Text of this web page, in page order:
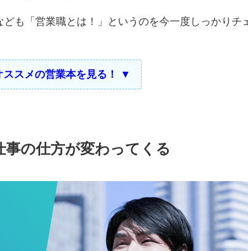
も「営業職とは！」というのを今一度しっかりチ
スメの営業本を見る！ ▼
事の仕方が変わってくる